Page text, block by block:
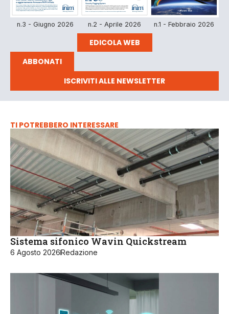
n.3 - Giugno 2026 n.2 - Aprile 2026 n.1 - Febbraio 2026
EDICOLA WEB
ABBONATI
ISCRIVITI ALLE NEWSLETTER
TI POTREBBERO INTERESSARE
Sistema sifonico Wavin Quickstream
6 Agosto 2026Redazione